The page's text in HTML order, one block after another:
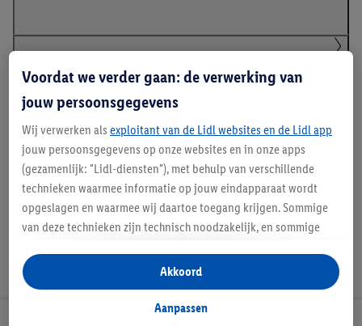
Klanteninformatie over batterijen Europese
Batterijenverordening
Handleidingen en downloads
Voordat we verder gaan: de verwerking van
jouw persoonsgegevens
Wij verwerken als exploitant van de Lidl websites en de Lidl app
jouw persoonsgegevens op onze websites en in onze apps
(gezamenlijk: "Lidl-diensten"), met behulp van verschillende
technieken waarmee informatie op jouw eindapparaat wordt
opgeslagen en waarmee wij daartoe toegang krijgen. Sommige
van deze technieken zijn technisch noodzakelijk, en sommige
opslaan van voorkeursinstellingen, het verzamelen en
analyseren van statistieken of voor het tonen van
gepersonaliseerde reclame binnen en buiten de Lidl-diensten.
Aanpassen
Akkoord